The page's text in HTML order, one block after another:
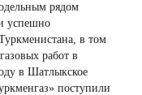
рядом
успешно
в том
работ в
в Шатлыкское
поступили